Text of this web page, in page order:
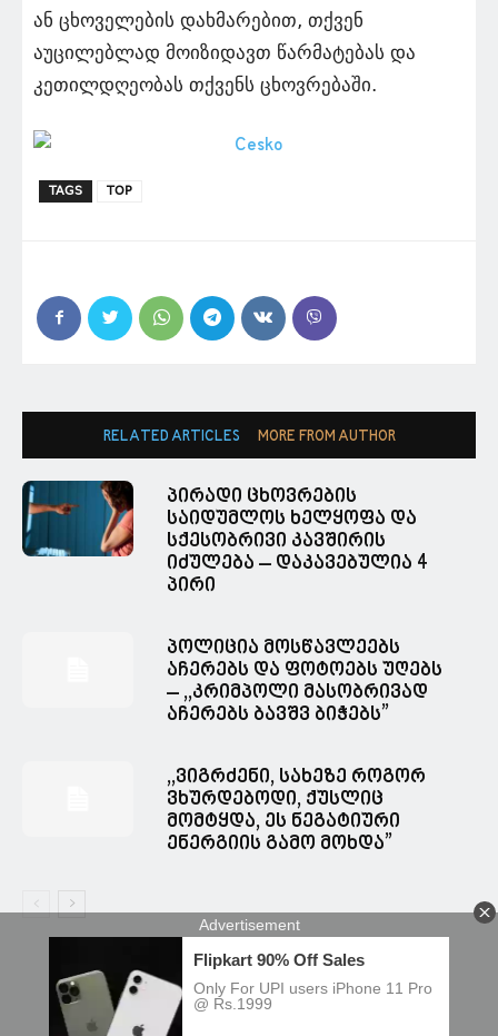
ან ცხოველების დახმარებით, თქვენ
აუცილებლად მოიზიდავთ წარმატებას და
კეთილდღეობას თქვენს ცხოვრებაში.
TAGS TOP
RELATED ARTICLES MORE FROM AUTHOR
პირადი ცხოვრების
საიდუმლოს ხელყოფა და
სქესობრივი კავშირის
იძულება – დაკავებულია 4
პირი
პოლიცია მოსწავლეებს
აჩერებს და ფოტოებს უღებს
– ,,კრიმპოლი მასობრივად
აჩერებს ბავშვ ბიჭებს”
,,ვიგრძენი, სახეზე როგორ
ვხურდებოდი, ქუსლიც
მომტყდა, ეს ნეგატიური
ენერგიის გამო მოხდა”
© Spacesnews • სფეისნიუსი